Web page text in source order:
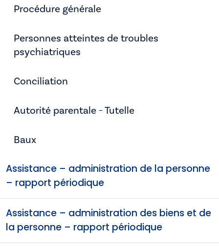
Procédure générale
Personnes atteintes de troubles
psychiatriques
Conciliation
Autorité parentale - Tutelle
Baux
Assistance – administration de la personne
– rapport périodique
Assistance – administration des biens et de
la personne – rapport périodique